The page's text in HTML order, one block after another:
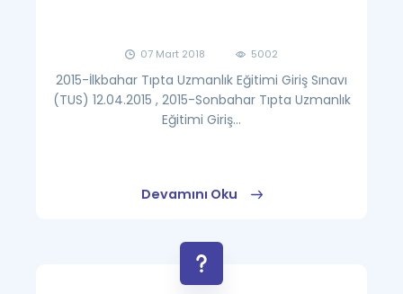
07 Mart 2018 5002
2015-İlkbahar Tıpta Uzmanlık Eğitimi Giriş Sınavı
(TUS) 12.04.2015 , 2015-Sonbahar Tıpta Uzmanlık
Eğitimi Giriş...
Devamını Oku